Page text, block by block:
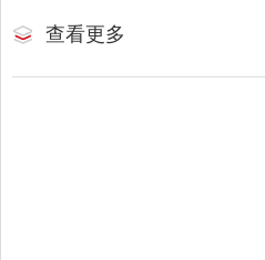
查看更多